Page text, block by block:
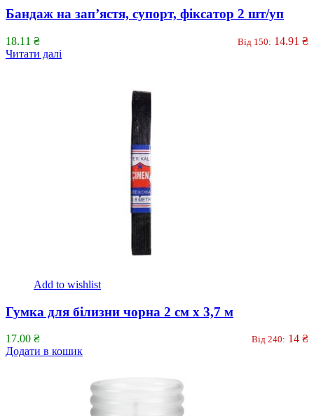
Бандаж на зап’ястя, супорт, фіксатор 2 шт/уп
18.11 ₴ Від 150: 14.91 ₴
Читати далі
Add to wishlist
Гумка для білизни чорна 2 см х 3,7 м
17.00 ₴ Від 240: 14 ₴
Додати в кошик